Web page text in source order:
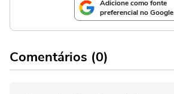
Adicione como fonte
preferencial no Google
Comentários (0)